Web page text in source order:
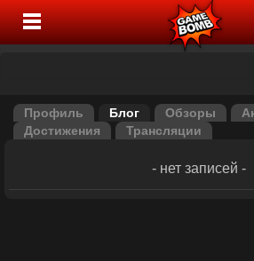
Профиль Блог Обзоры
Достижения
Трансляции
- нет записей -